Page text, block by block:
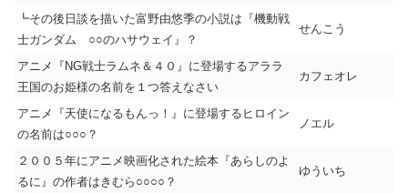
┗その後日談を描いた富野由悠季の小説は『機動戦
士ガンダム ○○のハサウェイ』？
せんこう
アニメ『NG戦士ラムネ＆４０』に登場するアララ
王国のお姫様の名前を１つ答えなさい
カフェオレ
アニメ『天使になるもんっ！』に登場するヒロイン
の名前は○○○？
ノエル
２００５年にアニメ映画化された絵本『あらしのよ
るに』の作者はきむら○○○○？
ゆういち